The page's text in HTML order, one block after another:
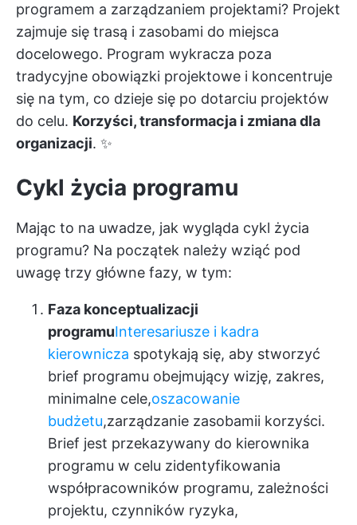
programem a zarządzaniem projektami? Projekt
zajmuje się trasą i zasobami do miejsca
docelowego. Program wykracza poza
tradycyjne obowiązki projektowe i koncentruje
się na tym, co dzieje się po dotarciu projektów
do celu. Korzyści, transformacja i zmiana dla
organizacji. ✨
Cykl życia programu
Mając to na uwadze, jak wygląda cykl życia
programu? Na początek należy wziąć pod
uwagę trzy główne fazy, w tym:
Faza konceptualizacji
programuInteresariusze i kadra
kierownicza spotykają się, aby stworzyć
brief programu obejmujący wizję, zakres,
minimalne cele,oszacowanie
budżetu,zarządzanie zasobamii korzyści.
Brief jest przekazywany do kierownika
programu w celu zidentyfikowania
współpracowników programu, zależności
projektu, czynników ryzyka,